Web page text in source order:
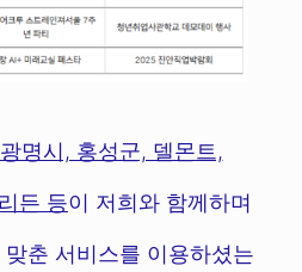
명시, 홍성군, 델몬트,
든 등이 저희와 함께하며
춘 서비스를 이용하셨는